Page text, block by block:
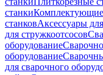
станкиКомплектующие
станковАксессуары
для стружкоотсосов
оборудование
оборудование
для сварочного